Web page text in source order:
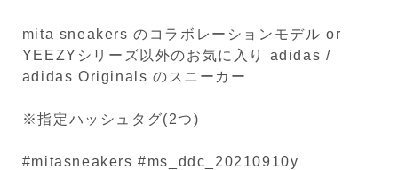
mita sneakers のコラボレーションモデル or
YEEZYシリーズ以外のお気に入り adidas /
adidas Originals のスニーカー
※指定ハッシュタグ(2つ)
#mitasneakers #ms_ddc_20210910y